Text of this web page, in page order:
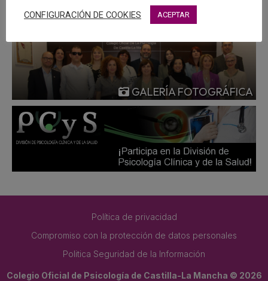
GALERÍA FOTOGRÁFICA
Política de privacidad
Compromiso con la protección de datos personales
Politica Seguridad de la Información
Colegio Oficial de Psicología de Castilla-La Mancha © 2026
CONFIGURACIÓN DE COOKIES ACEPTAR